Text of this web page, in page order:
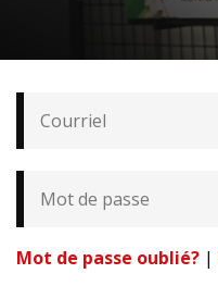
Mot de passe oublié? |